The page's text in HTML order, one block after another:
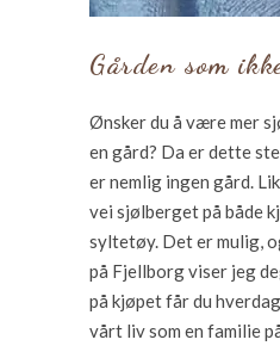
Gården som
Ønsker du å være mer
en gård? Da er dette
er nemlig ingen gård.
vei sjølberget på både
syltetøy. Det er mulig,
på Fjellborg viser jeg
på kjøpet får du
vårt liv som en familie